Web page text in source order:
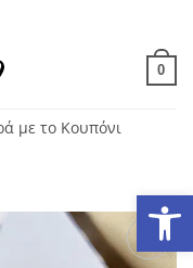
0
με το Κουπόνι